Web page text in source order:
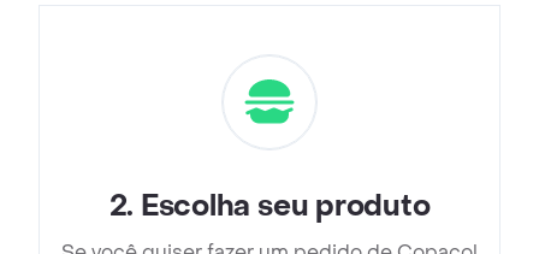
2. Escolha seu produto